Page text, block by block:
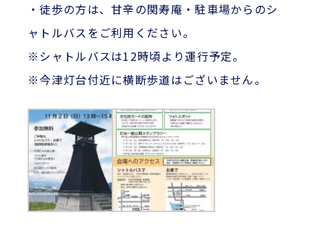
・徒歩の方は、甘辛の関寿庵・駐車場からのシ
ャトルバスをご利用ください。
※シャトルバスは12時頃より運行予定。
※今津灯台付近に横断歩道はございません。